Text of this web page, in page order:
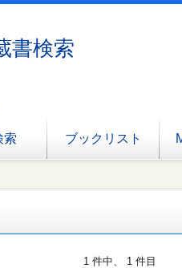
書検索
索 ブックリスト
1 件中、 1 件目